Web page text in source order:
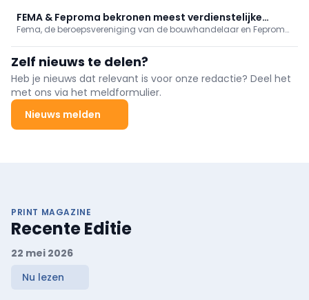
twee van Voka, volgt hem op en heeft duidelijke ambities.
FEMA & Feproma bekronen meest verdienstelijke
producent en handelaar
Fema, de beroepsvereniging van de bouwhandelaar en Feproma,
zeven jaar afwezigheid streek het event neer in Salons Waerboom
te Groot-bijgaarden alwaar het zijn 200 gasten een rijk gevulde
avond voorschotelde.
Zelf nieuws te delen?
Heb je nieuws dat relevant is voor onze redactie? Deel het
met ons via het meldformulier.
Nieuws melden
PRINT MAGAZINE
Recente Editie
22 mei 2026
Nu lezen